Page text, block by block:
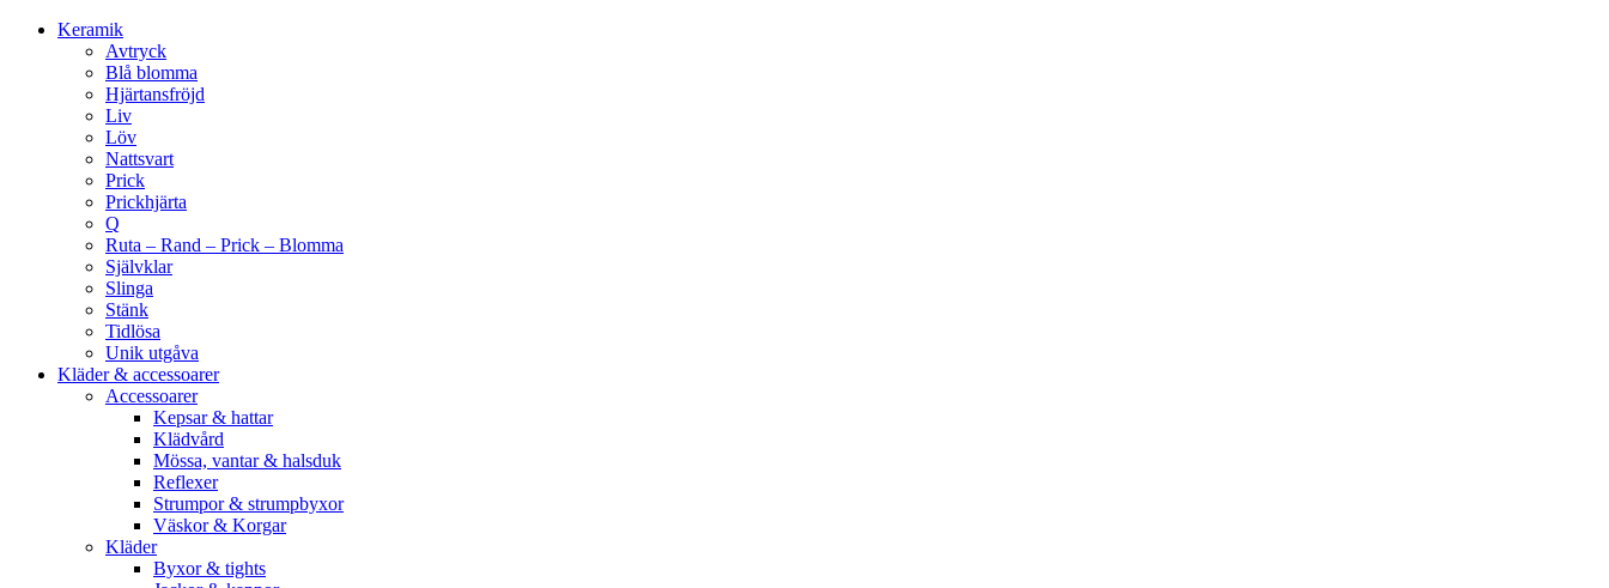
Keramik
Avtryck
Blå blomma
Hjärtansfröjd
Liv
Löv
Nattsvart
Prick
Prickhjärta
Q
Ruta – Rand – Prick – Blomma
Självklar
Slinga
Stänk
Tidlösa
Unik utgåva
Kläder & accessoarer
Accessoarer
Kepsar & hattar
Klädvård
Mössa, vantar & halsduk
Reflexer
Strumpor & strumpbyxor
Väskor & Korgar
Kläder
Byxor & tights